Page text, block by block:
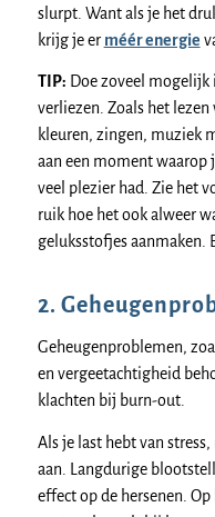
slurpt. Want als je het
krijg je er méér energie
TIP: Doe zoveel
verliezen. Zoals het lezen
kleuren, zingen, muziek
aan een moment waarop
veel plezier had. Zie het
ruik hoe het ook alweer
geluksstofjes aanmaken.
2.
Geheugenproblemen,
en vergeetachtigheid
klachten bij burn-out.
Als je last hebt van
aan. Langdurige
effect op de hersenen.